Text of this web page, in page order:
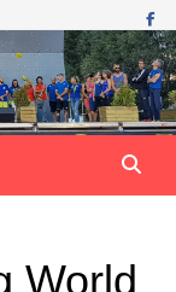
World